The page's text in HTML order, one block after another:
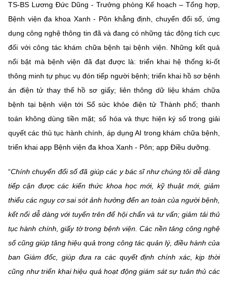
TS-BS Lương Đức Dũng - Trưởng phòng Kế hoạch – Tổng hợp,
Bệnh viện đa khoa Xanh - Pôn khẳng định, chuyển đổi số, ứng
dụng công nghệ thông tin đã và đang có những tác động tích cực
đối với công tác khám chữa bệnh tại bệnh viện. Những kết quả
nổi bật mà bệnh viện đã đạt được là: triển khai hệ thống ki-ốt
thông minh tự phục vụ đón tiếp người bệnh; triển khai hồ sơ bệnh
án điện tử thay thế hồ sơ giấy; liên thông dữ liệu khám chữa
bệnh tại bệnh viện tới Sổ sức khỏe điện tử Thành phố; thanh
toán không dùng tiền mặt; số hóa và thực hiện ký số trong giải
quyết các thủ tục hành chính, áp dụng AI trong khám chữa bệnh,
triển khai app Bệnh viện đa khoa Xanh - Pôn; app Điều dưỡng.
“Chính chuyển đổi số đã giúp các y bác sĩ như chúng tôi dễ dàng
tiếp cận được các kiến thức khoa học mới, kỹ thuật mới, giảm
thiểu các nguy cơ sai sót ảnh hưởng đến an toàn của người bệnh,
kết nối dễ dàng với tuyến trên để hội chẩn và tư vấn; giảm tải thủ
tục hành chính, giấy tờ trong bệnh viện. Các nền tảng công nghệ
số cũng giúp tăng hiệu quả trong công tác quản lý, điều hành của
ban Giám đốc, giúp đưa ra các quyết định chính xác, kịp thời
cũng như triển khai hiệu quả hoạt động giám sát sự tuân thủ các